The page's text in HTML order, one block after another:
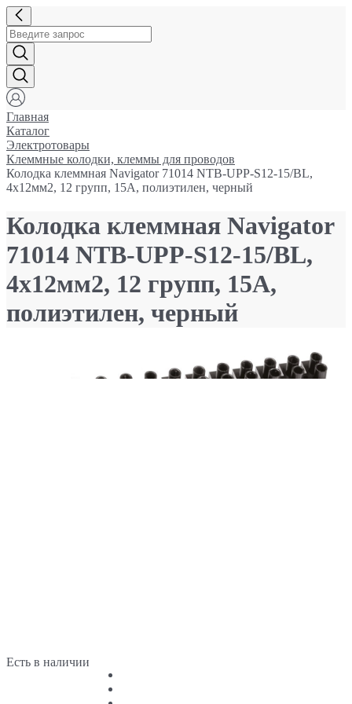
Главная
Каталог
Электротовары
Клеммные колодки, клеммы для проводов
Колодка клеммная Navigator 71014 NTB-UPP-S12-15/BL,
4х12мм2, 12 групп, 15А, полиэтилен, черный
Колодка клеммная Navigator
71014 NTB-UPP-S12-15/BL,
4х12мм2, 12 групп, 15А,
полиэтилен, черный
Есть в наличии